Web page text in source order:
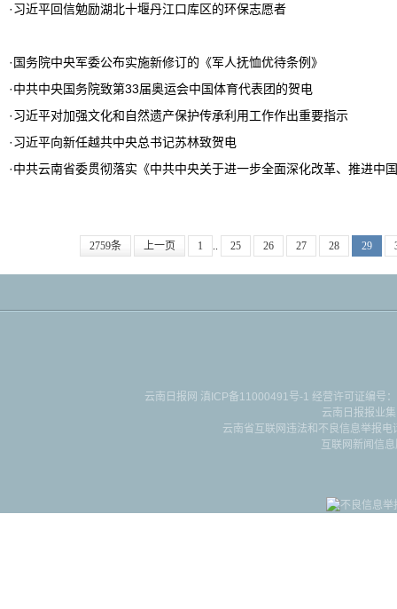
·习近平回信勉励湖北十堰丹江口库区的环保志愿者
· 国务院中央军委公布实施新修订的《军人抚恤优待条例》
·中共中央国务院致第33届奥运会中国体育代表团的贺电
·习近平对加强文化和自然遗产保护传承利用工作作出重要指示
·习近平向新任越共中央总书记苏林致贺电
·中共云南省委贯彻落实《中共中央关于进一步全面深化改革、推进中
2759条 上一页 1 .. 25 26 27 28 29
云南日报网 滇ICP备11000491号-1 经营许可证编号
云南日报报业
云南省互联网违法和不良信息举报
互联网新闻信